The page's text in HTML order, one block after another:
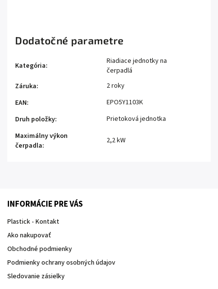
Dodatočné parametre
Kategória:
Riadiace jednotky na
čerpadlá
Záruka:
2 roky
EAN:
EPO5Y1103K
Druh položky:
Prietoková jednotka
Maximálny výkon
čerpadla:
2,2 kW
INFORMÁCIE PRE VÁS
Plastick - Kontakt
Ako nakupovať
Obchodné podmienky
Podmienky ochrany osobných údajov
Sledovanie zásielky